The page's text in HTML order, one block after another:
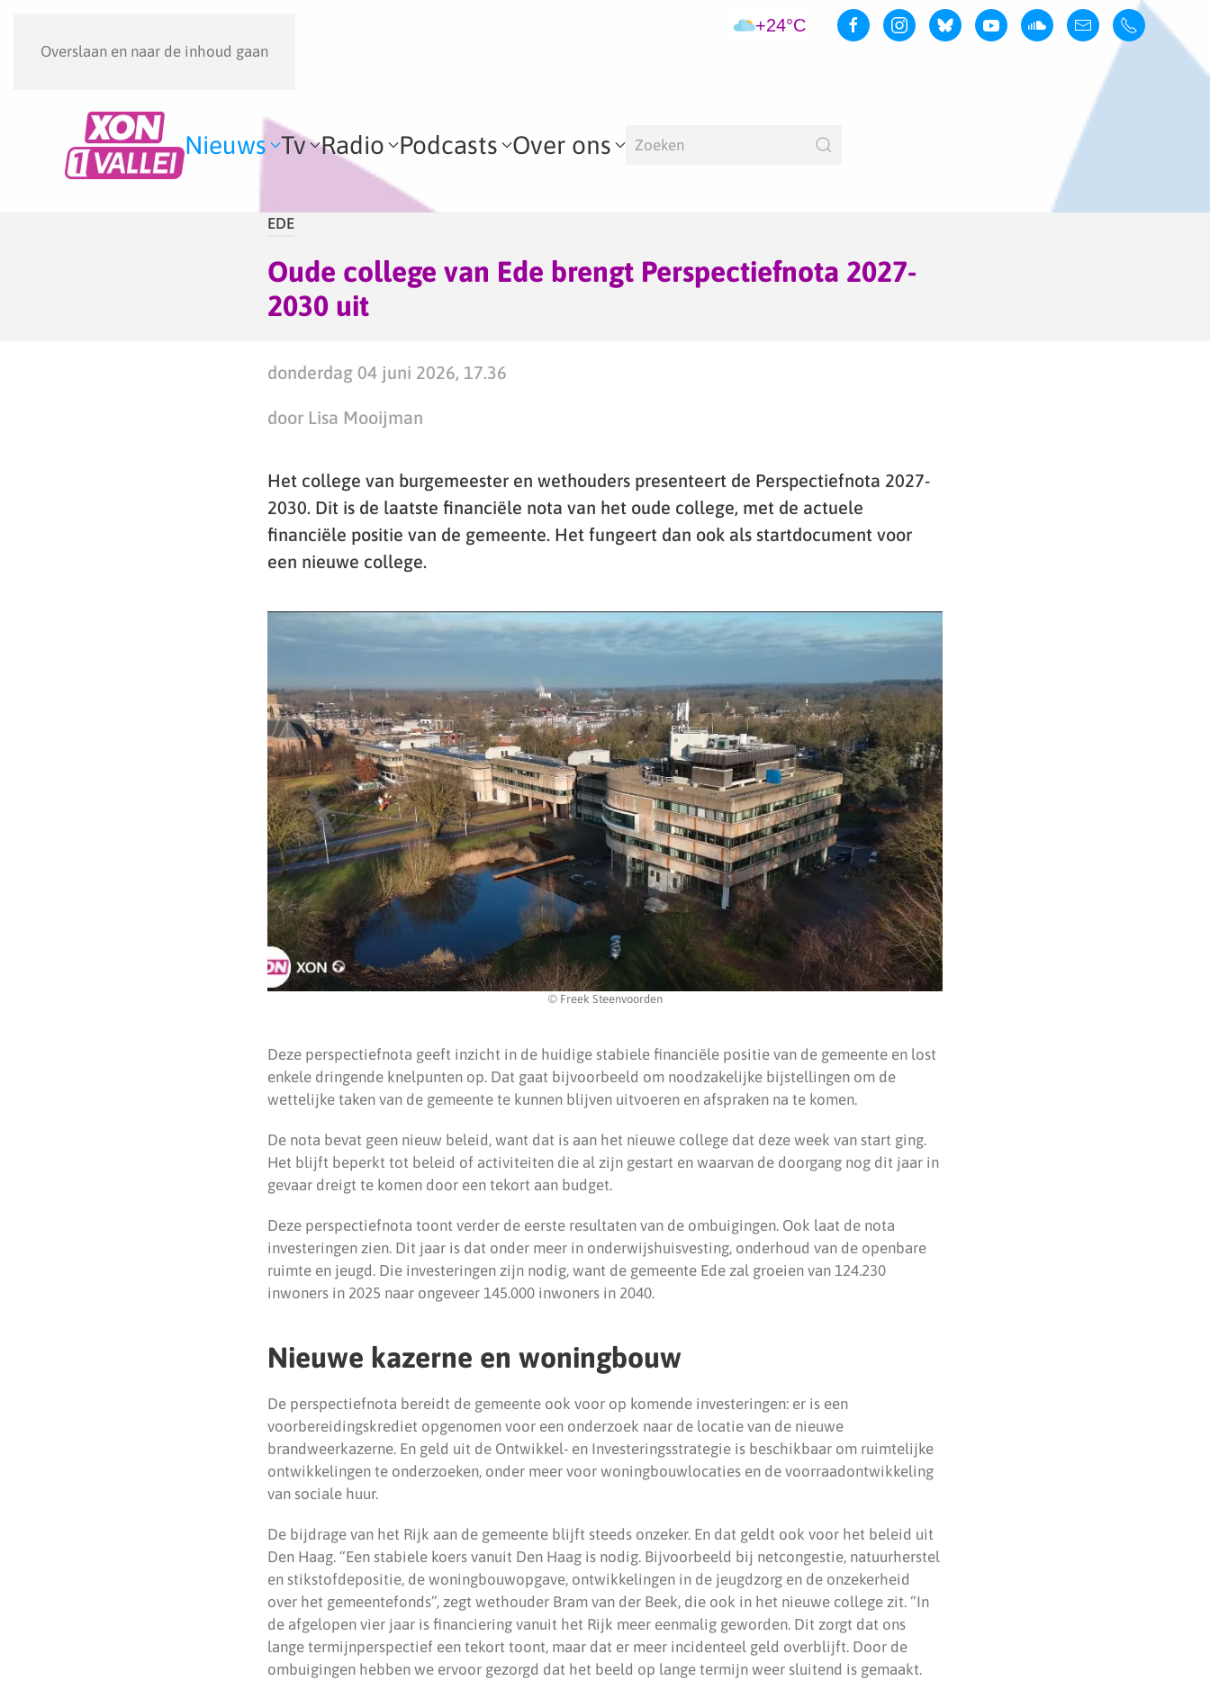
Overslaan en naar de inhoud gaan
+24°C
Nieuws Tv Radio Podcasts Over ons
EDE
Oude college van Ede brengt Perspectiefnota 2027-
2030 uit
donderdag 04 juni 2026, 17.36
door Lisa Mooijman
Het college van burgemeester en wethouders presenteert de Perspectiefnota 2027-
2030. Dit is de laatste financiële nota van het oude college, met de actuele
financiële positie van de gemeente. Het fungeert dan ook als startdocument voor
een nieuwe college.
© Freek Steenvoorden
Deze perspectiefnota geeft inzicht in de huidige stabiele financiële positie van de gemeente en lost
enkele dringende knelpunten op. Dat gaat bijvoorbeeld om noodzakelijke bijstellingen om de
wettelijke taken van de gemeente te kunnen blijven uitvoeren en afspraken na te komen.
De nota bevat geen nieuw beleid, want dat is aan het nieuwe college dat deze week van start ging.
Het blijft beperkt tot beleid of activiteiten die al zijn gestart en waarvan de doorgang nog dit jaar in
gevaar dreigt te komen door een tekort aan budget.
Deze perspectiefnota toont verder de eerste resultaten van de ombuigingen. Ook laat de nota
investeringen zien. Dit jaar is dat onder meer in onderwijshuisvesting, onderhoud van de openbare
ruimte en jeugd. Die investeringen zijn nodig, want de gemeente Ede zal groeien van 124.230
inwoners in 2025 naar ongeveer 145.000 inwoners in 2040.
Nieuwe kazerne en woningbouw
De perspectiefnota bereidt de gemeente ook voor op komende investeringen: er is een
voorbereidingskrediet opgenomen voor een onderzoek naar de locatie van de nieuwe
brandweerkazerne. En geld uit de Ontwikkel- en Investeringsstrategie is beschikbaar om ruimtelijke
ontwikkelingen te onderzoeken, onder meer voor woningbouwlocaties en de voorraadontwikkeling
van sociale huur.
De bijdrage van het Rijk aan de gemeente blijft steeds onzeker. En dat geldt ook voor het beleid uit
Den Haag. “Een stabiele koers vanuit Den Haag is nodig. Bijvoorbeeld bij netcongestie, natuurherstel
en stikstofdepositie, de woningbouwopgave, ontwikkelingen in de jeugdzorg en de onzekerheid
over het gemeentefonds”, zegt wethouder Bram van der Beek, die ook in het nieuwe college zit. “In
de afgelopen vier jaar is financiering vanuit het Rijk meer eenmalig geworden. Dit zorgt dat ons
lange termijnperspectief een tekort toont, maar dat er meer incidenteel geld overblijft. Door de
ombuigingen hebben we ervoor gezorgd dat het beeld op lange termijn weer sluitend is gemaakt.